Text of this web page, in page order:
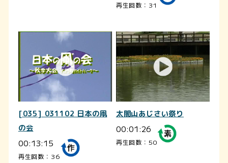
再生回数：31
[035] 031102 日本の凧
の会
00:13:15
再生回数：36
太閤山あじさい祭り
00:01:26
再生回数：50